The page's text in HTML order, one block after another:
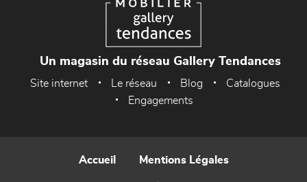
Un magasin du réseau Gallery Tendances
Site internet Le réseau Blog
Catalogues
Engagements
Accueil Mentions Légales